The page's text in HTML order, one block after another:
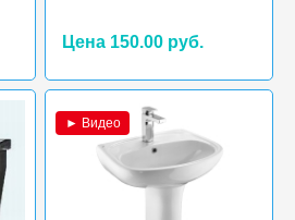
Цена 150.00 руб.
► Видео